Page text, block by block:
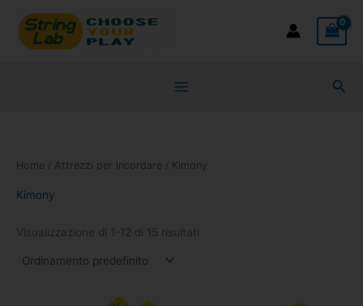
contenuto
Home / Attrezzi per incordare / Kimony
Kimony
Visualizzazione di 1-12 di 15 risultati